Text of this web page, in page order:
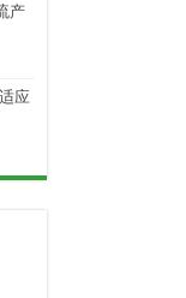
产
应